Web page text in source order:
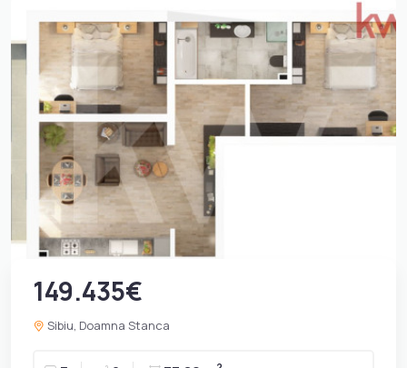
149.435€
Sibiu, Doamna Stanca